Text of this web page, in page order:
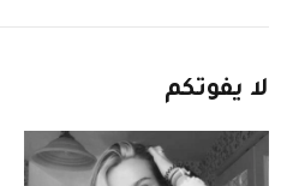
لا يفوتكم